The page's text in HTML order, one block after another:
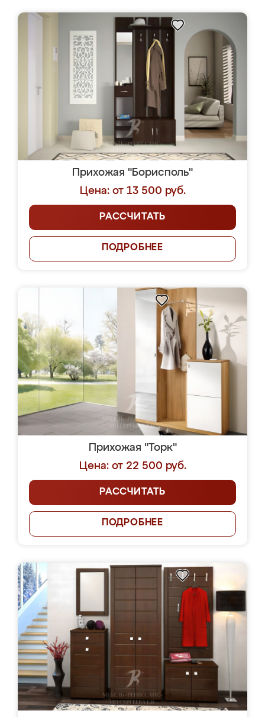
Прихожая "Борисполь"
Цена: от 13 500 руб.
РАССЧИТАТЬ
ПОДРОБНЕЕ
Прихожая "Торк"
Цена: от 22 500 руб.
РАССЧИТАТЬ
ПОДРОБНЕЕ